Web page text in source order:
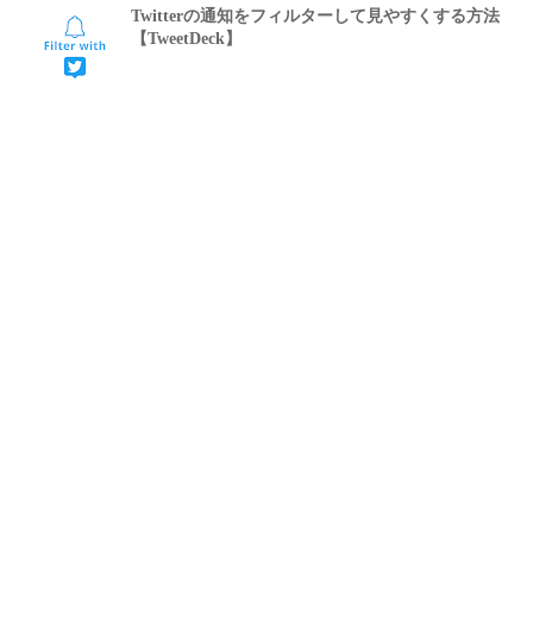
Twitterの通知をフィルターして見やすくする方法
【TweetDeck】